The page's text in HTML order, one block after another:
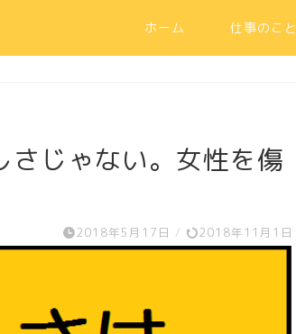
ホーム 仕事のこと
じゃない。女性を傷
2018年5月17日 / 2018年11月1日